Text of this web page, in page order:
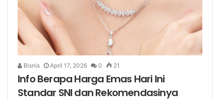
Bisnis April 17, 2026 0 21
Info Berapa Harga Emas Hari Ini
Standar SNI dan Rekomendasinya